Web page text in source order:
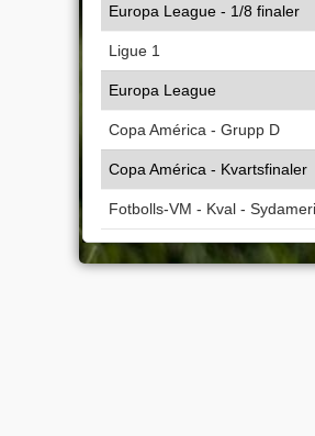
Europa League - 1/8 finaler
Ligue 1
Europa League
Copa América - Grupp D
Copa América - Kvartsfinaler
Fotbolls-VM - Kval -